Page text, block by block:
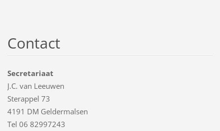
Contact
Secretariaat
J.C. van Leeuwen
Sterappel 73
4191 DM Geldermalsen
Tel 06 82997243